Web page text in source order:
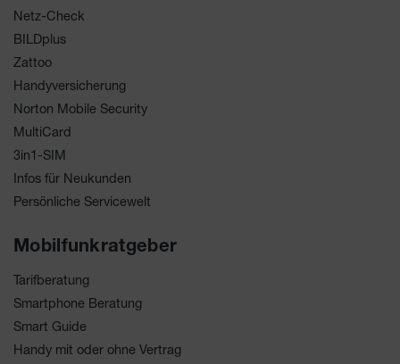
Netz-Check
BILDplus
Zattoo
Handyversicherung
Norton Mobile Security
MultiCard
3in1-SIM
Infos für Neukunden
Persönliche Servicewelt
Mobilfunkratgeber
Tarifberatung
Smartphone Beratung
Smart Guide
Handy mit oder ohne Vertrag